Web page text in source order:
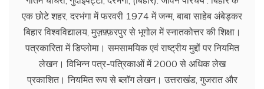
एक छोटे शहर, दरभंगा में फरवरी 1974 में जन्म, बाबा साहेब अंबेड्कर
बिहार विश्वविद्यालय, मुज़फ़्फ़रपुर से भूगोल में स्नातकोत्तर की शिक्षा।
पत्रकारिता में डिप्लोमा। समसामयिक एवं राष्ट्रीय मुद्दों पर नियमित
लेखन। विभिन्न पत्र-पत्रिकाओं में 2000 से अधिक लेख
प्रकाशित। नियमित रूप से ब्लाॅग लेखन। उत्तराखंड, गुजरात और